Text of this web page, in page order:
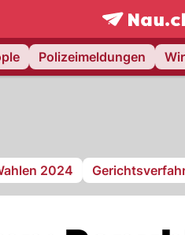
frontpage.
Polizeimeldungen
2024